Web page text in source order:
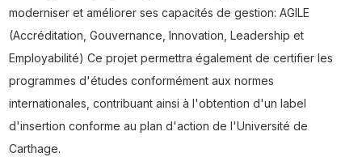
moderniser et améliorer ses capacités de gestion: AGILE
(Accréditation, Gouvernance, Innovation, Leadership et
Employabilité) Ce projet permettra également de certifier les
programmes d'études conformément aux normes
internationales, contribuant ainsi à l'obtention d'un label
d'insertion conforme au plan d'action de l'Université de
Carthage.